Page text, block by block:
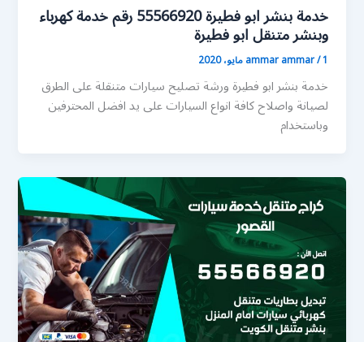
خدمة بنشر ابو فطيرة 55566920 رقم خدمة كهرباء
وبنشر متنقل ابو فطيرة
ammar ammar/1 مايو، 2020
خدمة بنشر ابو فطيرة ورشة تصليح سيارات متنقلة على الطرق
لصيانة واصلاح كافة انواع السيارات على يد افضل المحترفين
وباستخدام